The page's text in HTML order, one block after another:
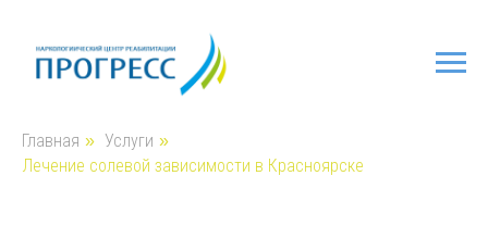
Главная » Услуги »
Лечение солевой зависимости в Красноярске